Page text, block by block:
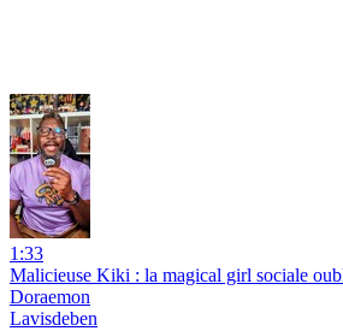
1:33
Malicieuse Kiki : la magical girl sociale
Doraemon
Lavisdeben